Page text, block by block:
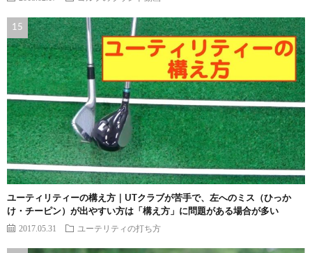
ユーティリティーの構え方｜UTクラブが苦手で、左へのミス（ひっか
け・チーピン）が出やすい方は「構え方」に問題がある場合が多い
2017.05.31 ユーテリティの打ち方